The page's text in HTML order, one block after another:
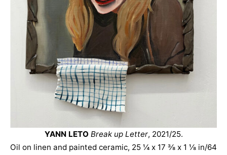
YANN LETO Break up Letter, 2021/25.
Oil on linen and painted ceramic, 25 ¼ x 17 ⅜ x 1 ⅛ in/64